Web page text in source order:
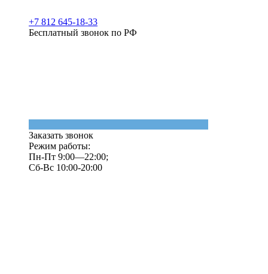
+7 812 645-18-33
Бесплатный звонок по РФ
Заказать звонок
Режим работы:
Пн-Пт 9:00—22:00;
Сб-Вс 10:00-20:00